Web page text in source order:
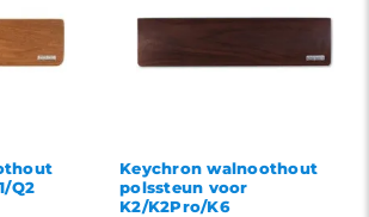
Q2
Keychron walnoothout
polssteun voor
K2/K2Pro/K6